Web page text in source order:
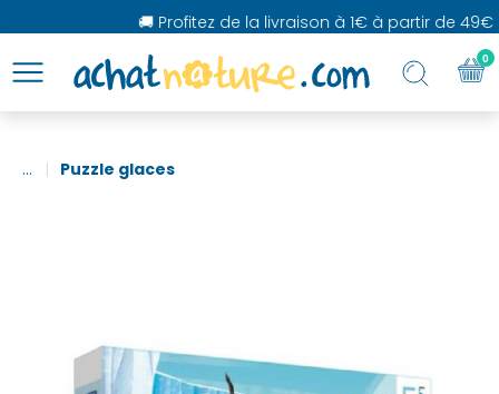
🚚 Profitez de la livraison à 1€ à partir de 49€
... Puzzle glaces
0